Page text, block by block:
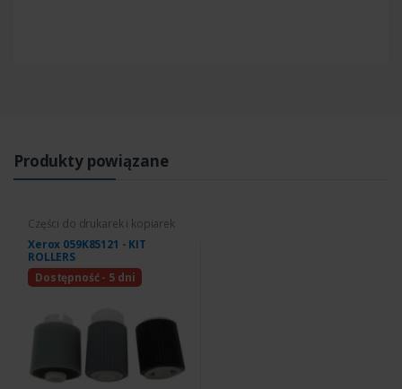
Produkty powiązane
Części do drukarek i kopiarek
Xerox 059K85121 - KIT
ROLLERS
Dostępność - 5 dni